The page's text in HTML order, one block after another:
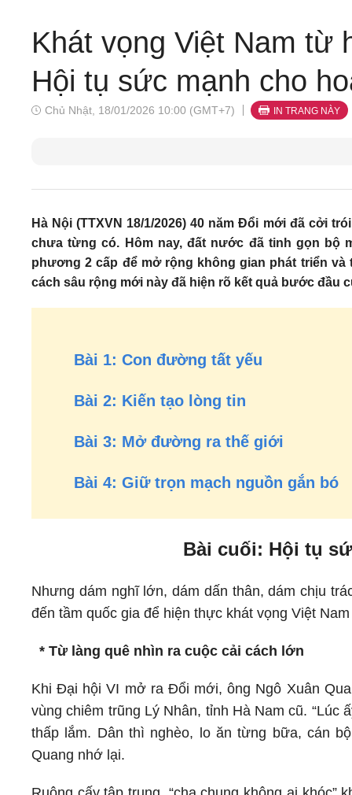
Khát vọng Việt Nam từ
Hội tụ sức mạnh cho
Chủ Nhật, 18/01/2026 10:00 (GMT+7) IN TRANG NÀY
Hà Nội (TTXVN 18/1/2026) 40 năm Đổi mới đã cởi
chưa từng có. Hôm nay, đất nước đã tinh gọn bộ
phương 2 cấp để mở rộng không gian phát triển
cách sâu rộng mới này đã hiện rõ kết quả bước đầu
Bài 1: Con đường tất yếu
Bài 2: Kiến tạo lòng tin
Bài 3: Mở đường ra thế giới
Bài 4: Giữ trọn mạch nguồn gắn bó
Bài cuối: Hội tụ
Nhưng dám nghĩ lớn, dám dấn thân, dám chịu
đến tầm quốc gia để hiện thực khát vọng Việt
* Từ làng quê nhìn ra cuộc cải cách lớn
Khi Đại hội VI mở ra Đổi mới, ông Ngô Xuân
vùng chiêm trũng Lý Nhân, tỉnh Hà Nam cũ.
thấp lắm. Dân thì nghèo, lo ăn từng bữa, cán
Quang nhớ lại.